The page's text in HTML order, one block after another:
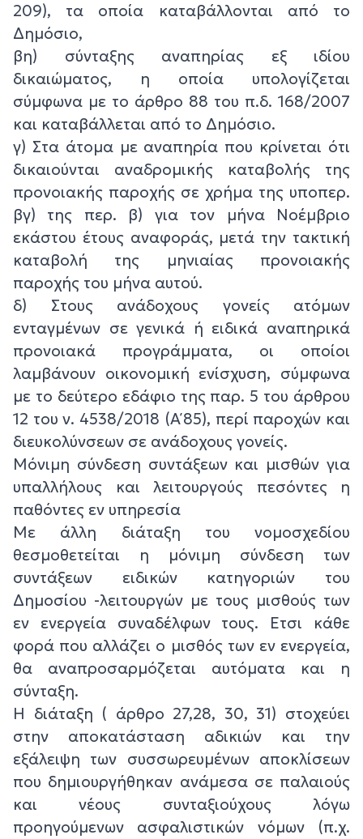
209), τα οποία καταβάλλονται από το
Δημόσιο,
βη) σύνταξης αναπηρίας εξ ιδίου
δικαιώματος, η οποία υπολογίζεται
σύμφωνα με το άρθρο 88 του π.δ. 168/2007
και καταβάλλεται από το Δημόσιο.
γ) Στα άτομα με αναπηρία που κρίνεται ότι
δικαιούνται αναδρομικής καταβολής της
προνοιακής παροχής σε χρήμα της υποπερ.
βγ) της περ. β) για τον μήνα Νοέμβριο
εκάστου έτους αναφοράς, μετά την τακτική
καταβολή της μηνιαίας προνοιακής
παροχής του μήνα αυτού.
δ) Στους ανάδοχους γονείς ατόμων
ενταγμένων σε γενικά ή ειδικά αναπηρικά
προνοιακά προγράμματα, οι οποίοι
λαμβάνουν οικονομική ενίσχυση, σύμφωνα
με το δεύτερο εδάφιο της παρ. 5 του άρθρου
12 του ν. 4538/2018 (Α΄ 85), περί παροχών και
διευκολύνσεων σε ανάδοχους γονείς.
Μόνιμη σύνδεση συντάξεων και μισθών για
υπαλλήλους και λειτουργούς πεσόντες η
παθόντες εν υπηρεσία
Με άλλη διάταξη του νομοσχεδίου
θεσμοθετείται η μόνιμη σύνδεση των
συντάξεων ειδικών κατηγοριών του
Δημοσίου -λειτουργών με τους μισθούς των
εν ενεργεία συναδέλφων τους. Ετσι κάθε
φορά που αλλάζει ο μισθός των εν ενεργεία,
θα αναπροσαρμόζεται αυτόματα και η
σύνταξη.
Η διάταξη ( άρθρο 27,28, 30, 31) στοχεύει
στην αποκατάσταση αδικιών και την
εξάλειψη των συσσωρευμένων αποκλίσεων
που δημιουργήθηκαν ανάμεσα σε παλαιούς
και νέους συνταξιούχους λόγω
προηγούμενων ασφαλιστικών νόμων (π.χ.